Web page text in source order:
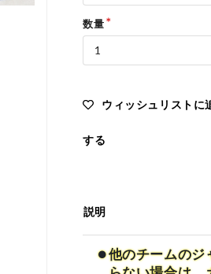
数量
ウィッシュリストに
する
説明
•他のチームのジ